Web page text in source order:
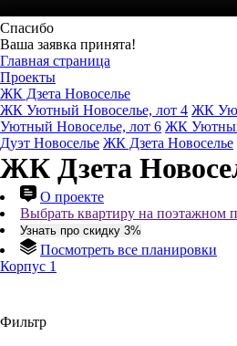
Спасибо
Ваша заявка принята!
Главная страница
Проекты
ЖК Дзета Новоселье
ЖК Уютный Новоселье, лот 4 ЖК
Уютный Новоселье, лот 6 ЖК Уютный
Дуэт Новоселье ЖК Дзета Новоселье
ЖК Дзета
О проекте
Выбрать квартиру на поэтажном
Узнать про скидку 3%
Посмотреть все планировки
Корпус 1
Фильтр